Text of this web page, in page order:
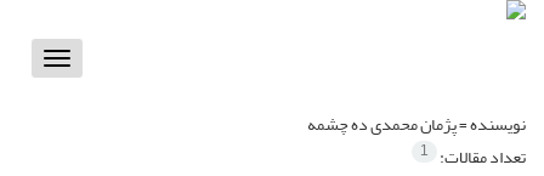
Toggle
نویسنده =پژمان محمدی ده چشمه
تعداد مقالات: 1